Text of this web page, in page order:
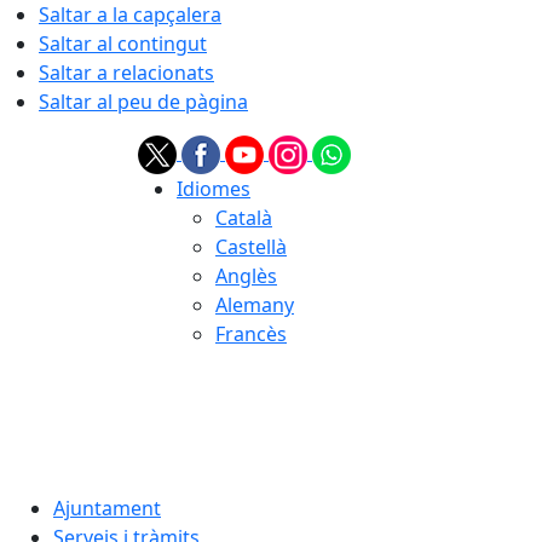
Saltar a la capçalera
Saltar al contingut
Saltar a relacionats
Saltar al peu de pàgina
Idiomes
Català
Castellà
Anglès
Alemany
Francès
Ajuntament